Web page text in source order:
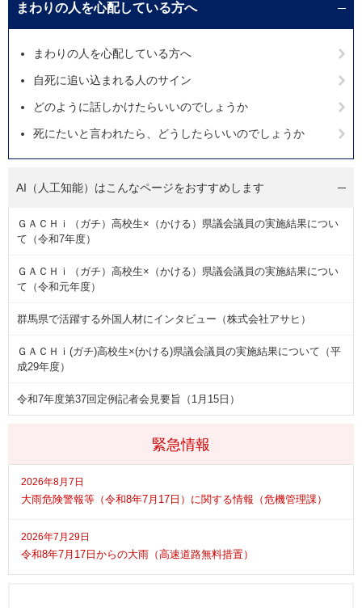
緊急情報
2026年8月7日
大雨危険警報等（令和8年7月17日）に関する情報（危機管理課）
2026年7月29日
令和8年7月17日からの大雨（高速道路無料措置）
まわりの人を心配している方へ
まわりの人を心配している方へ
自死に追い込まれる人のサイン
どのように話しかけたらいいのでしょうか
死にたいと言われたら、どうしたらいいのでしょうか
AI（人工知能）はこんなページをおすすめします
ＧＡＣＨｉ（ガチ）高校生×（かける）県議会議員の実施結果につい
て（令和7年度）
ＧＡＣＨｉ（ガチ）高校生×（かける）県議会議員の実施結果につい
て（令和元年度）
群馬県で活躍する外国人材にインタビュー（株式会社アサヒ）
ＧＡＣＨｉ(ガチ)高校生×(かける)県議会議員の実施結果について（平
成29年度）
令和7年度第37回定例記者会見要旨（1月15日）